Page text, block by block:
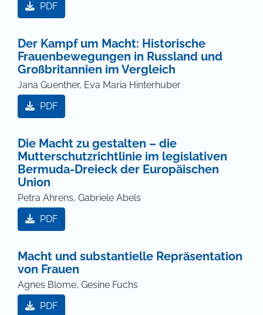
PDF
Der Kampf um Macht: Historische
Frauenbewegungen in Russland und
Großbritannien im Vergleich
Jana Guenther, Eva Maria Hinterhuber
PDF
Die Macht zu gestalten – die
Mutterschutzrichtlinie im legislativen
Bermuda-Dreieck der Europäischen
Union
Petra Ahrens, Gabriele Abels
PDF
Macht und substantielle Repräsentation
von Frauen
Agnes Blome, Gesine Fuchs
PDF